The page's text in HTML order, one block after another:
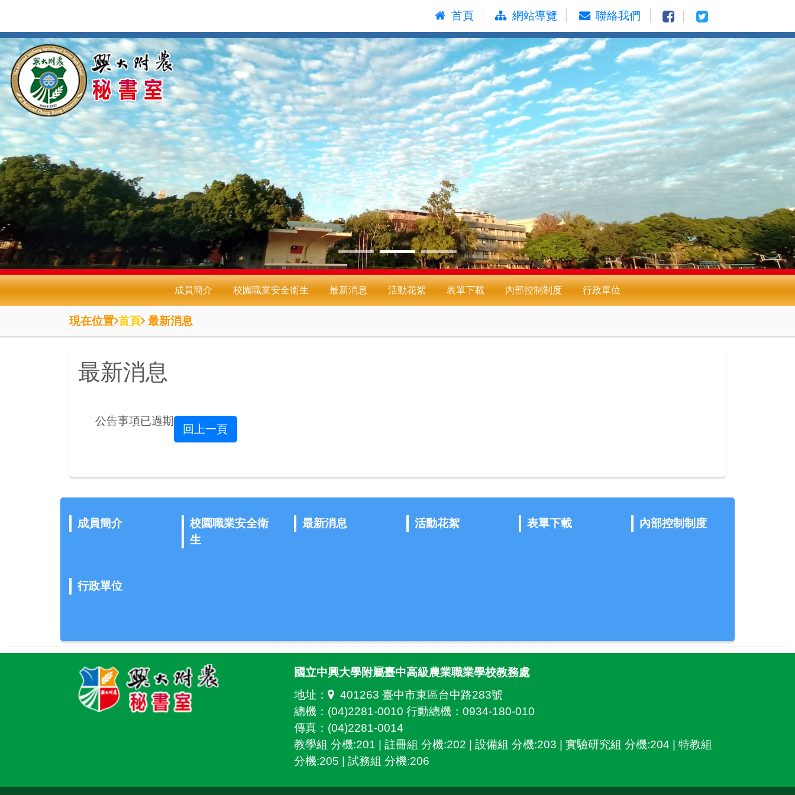
到
主
要
內
容
區
首頁 網站導覽 聯絡我們
成員簡介 校園職業安全衛生 最新消息 活動花絮 表單下載 內部控制制度 行政單位
現在位置 首頁 最新消息
最新消息
公告事項已過期
回上一頁
成員簡介
校園職業安全衛
生
最新消息 活動花絮 表單下載 內部控制制度
行政單位
國立中興大學附屬臺中高級農業職業學校教務處
地址：
401263 臺中市東區台中路283號
總機：(04)2281-0010 行動總機：0934-180-010
傳真：(04)2281-0014
教學組 分機:201 | 註冊組 分機:202 | 設備組 分機:203 | 實驗研究組 分機:204 | 特教組
分機:205 | 試務組 分機:206